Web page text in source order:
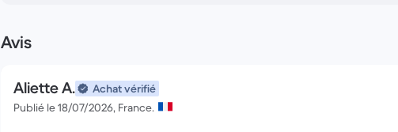
Avis
Aliette A.
Achat vérifié
Publié le 18/07/2026, France.